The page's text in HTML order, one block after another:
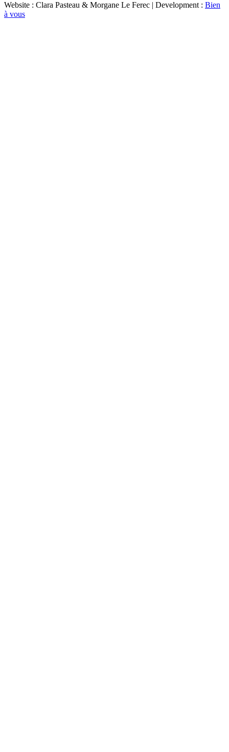
Website : Clara Pasteau & Morgane Le Ferec | Development : Bien
à vous